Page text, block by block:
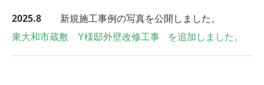
2025.8 新規施工事例の写真を公開しました。
東大和市蔵敷 Y様邸外壁改修工事
を追加しました。